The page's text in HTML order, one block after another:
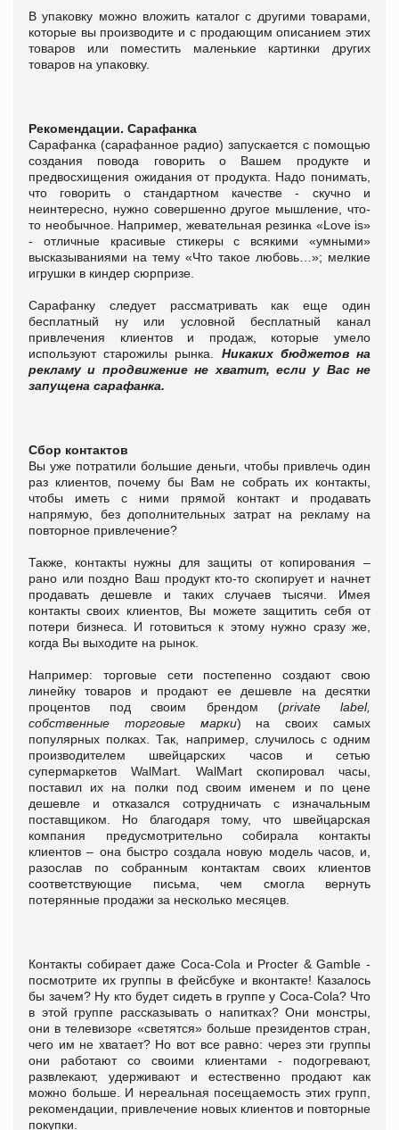
В упаковку можно вложить каталог с другими товарами,
которые вы производите и с продающим описанием этих
товаров или поместить маленькие картинки других
товаров на упаковку.
Рекомендации. Сарафанка
Сарафанка (сарафанное радио) запускается с помощью
создания повода говорить о Вашем продукте и
предвосхищения ожидания от продукта. Надо понимать,
что говорить о стандартном качестве - скучно и
неинтересно, нужно совершенно другое мышление, что-
то необычное. Например, жевательная резинка «Love is»
- отличные красивые стикеры с всякими «умными»
высказываниями на тему «Что такое любовь…»; мелкие
игрушки в киндер сюрпризе.
Сарафанку следует рассматривать как еще один
бесплатный ну или условной бесплатный канал
привлечения клиентов и продаж, которые умело
используют старожилы рынка. Никаких бюджетов на
рекламу и продвижение не хватит, если у Вас не
запущена сарафанка.
Сбор контактов
Вы уже потратили большие деньги, чтобы привлечь один
раз клиентов, почему бы Вам не собрать их контакты,
чтобы иметь с ними прямой контакт и продавать
напрямую, без дополнительных затрат на рекламу на
повторное привлечение?
Также, контакты нужны для защиты от копирования –
рано или поздно Ваш продукт кто-то скопирует и начнет
продавать дешевле и таких случаев тысячи. Имея
контакты своих клиентов, Вы можете защитить себя от
потери бизнеса. И готовиться к этому нужно сразу же,
когда Вы выходите на рынок.
Например: торговые сети постепенно создают свою
линейку товаров и продают ее дешевле на десятки
процентов под своим брендом (private label,
собственные торговые марки) на своих самых
популярных полках. Так, например, случилось с одним
производителем швейцарских часов и сетью
супермаркетов WalMart. WalMart скопировал часы,
поставил их на полки под своим именем и по цене
дешевле и отказался сотрудничать с изначальным
поставщиком. Но благодаря тому, что швейцарская
компания предусмотрительно собирала контакты
клиентов – она быстро создала новую модель часов, и,
разослав по собранным контактам своих клиентов
соответствующие письма, чем смогла вернуть
потерянные продажи за несколько месяцев.
Контакты собирает даже Coca-Cola и Procter & Gamble -
посмотрите их группы в фейсбуке и вконтакте! Казалось
бы зачем? Ну кто будет сидеть в группе у Coca-Cola? Что
в этой группе рассказывать о напитках? Они монстры,
они в телевизоре «светятся» больше президентов стран,
чего им не хватает? Но вот все равно: через эти группы
они работают со своими клиентами - подогревают,
развлекают, удерживают и естественно продают как
можно больше. И нереальная посещаемость этих групп,
рекомендации, привлечение новых клиентов и повторные
покупки.